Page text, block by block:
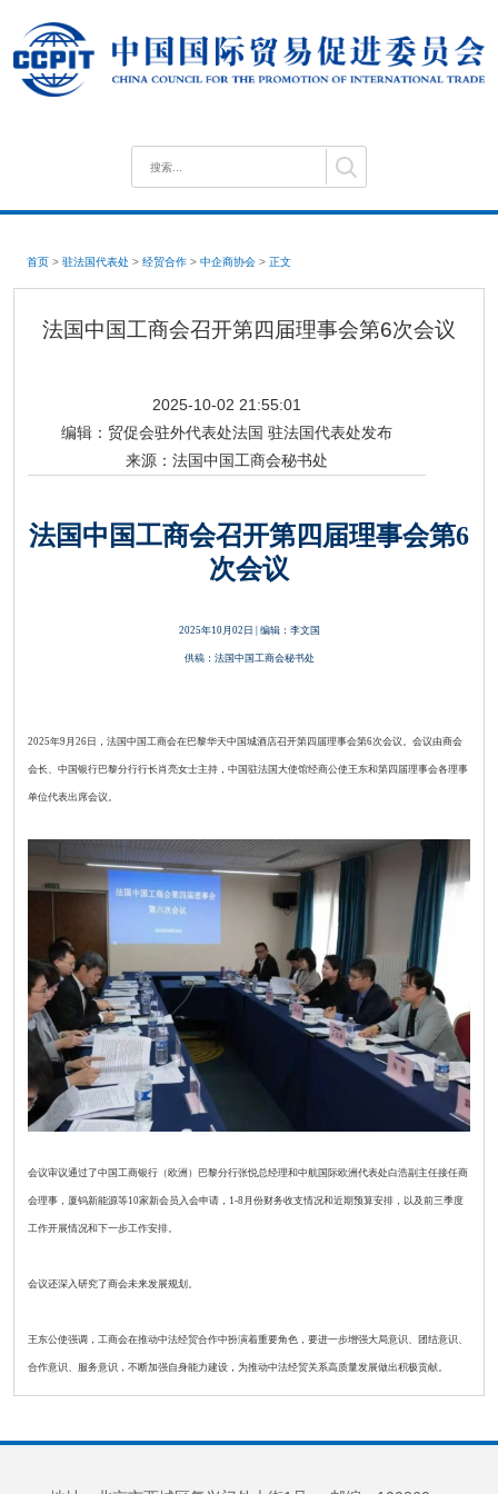
首页 > 驻法国代表处 > 经贸合作 > 中企商协会 > 正文
法国中国工商会召开第四届理事会第6次会议
2025-10-02 21:55:01
编辑： 贸促会驻外代表处法国 驻法国代表处发布
来源： 法国中国工商会秘书处
法国中国工商会召开第四届理事会第6
次会议
2025年10月02日 | 编辑：李文国
供稿：法国中国工商会秘书处
2025年9月26日，法国中国工商会在巴黎华天中国城酒店召开第四届理事会第6次会议。会议由商会
会长、中国银行巴黎分行行长肖亮女士主持，中国驻法国大使馆经商公使王东和第四届理事会各理事
单位代表出席会议。
会议审议通过了中国工商银行（欧洲）巴黎分行张悦总经理和中航国际欧洲代表处白浩副主任接任商
会理事，厦钨新能源等10家新会员入会申请，1-8月份财务收支情况和近期预算安排，以及前三季度
工作开展情况和下一步工作安排。
会议还深入研究了商会未来发展规划。
王东公使强调，工商会在推动中法经贸合作中扮演着重要角色，要进一步增强大局意识、团结意识、
合作意识、服务意识，不断加强自身能力建设，为推动中法经贸关系高质量发展做出积极贡献。